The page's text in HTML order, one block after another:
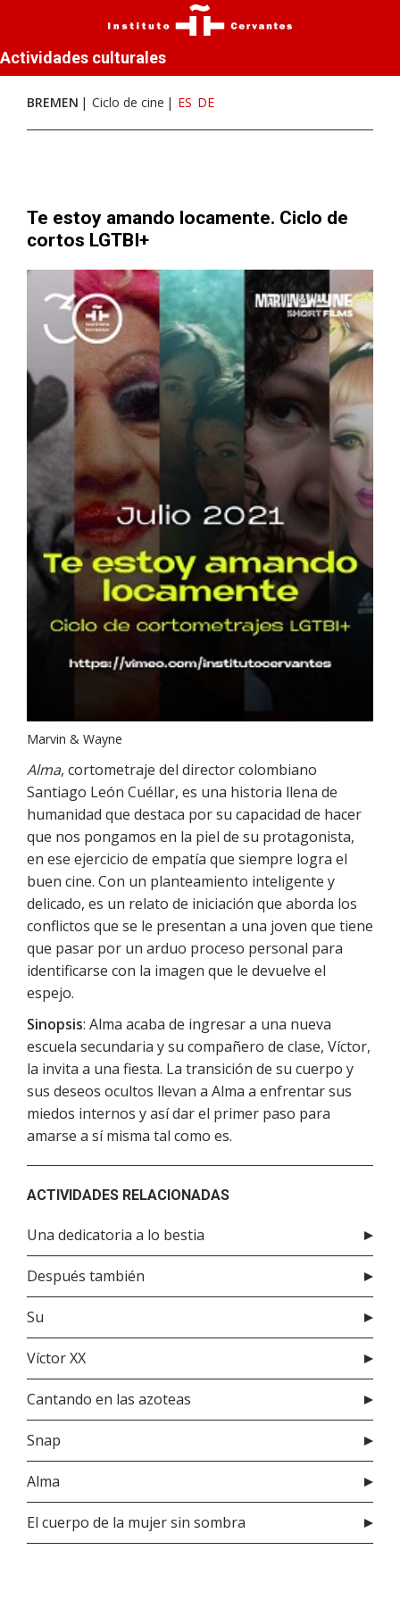
Actividades culturales
BREMEN Ciclo de cine ES DE
Te estoy amando locamente. Ciclo de
cortos LGTBI+
Marvin & Wayne
Alma, cortometraje del director colombiano
Santiago León Cuéllar, es una historia llena de
humanidad que destaca por su capacidad de hacer
que nos pongamos en la piel de su protagonista,
en ese ejercicio de empatía que siempre logra el
buen cine. Con un planteamiento inteligente y
delicado, es un relato de iniciación que aborda los
conflictos que se le presentan a una joven que tiene
que pasar por un arduo proceso personal para
identificarse con la imagen que le devuelve el
espejo.
Sinopsis: Alma acaba de ingresar a una nueva
escuela secundaria y su compañero de clase, Víctor,
la invita a una fiesta. La transición de su cuerpo y
sus deseos ocultos llevan a Alma a enfrentar sus
miedos internos y así dar el primer paso para
amarse a sí misma tal como es.
ACTIVIDADES RELACIONADAS
Una dedicatoria a lo bestia
Después también
Su
Víctor XX
Cantando en las azoteas
Snap
Alma
El cuerpo de la mujer sin sombra